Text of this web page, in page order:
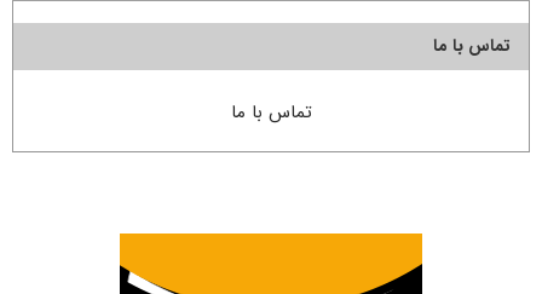
تماس با ما
تماس با ما